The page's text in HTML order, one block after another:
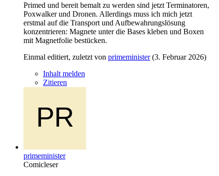
Primed und bereit bemalt zu werden sind jetzt Terminatoren,
Poxwalker und Dronen. Allerdings muss ich mich jetzt
erstmal auf die Transport und Aufbewahrungslösung
konzentrieren: Magnete unter die Bases kleben und Boxen
mit Magnetfolie bestücken.
Einmal editiert, zuletzt von primeminister(3. Februar 2026)
Inhalt melden
Zitieren
primeminister
Comicleser